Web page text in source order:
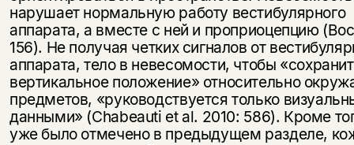
нарушает нормальную работу вестибулярного
аппарата, а вместе с ней и проприоцепцию
156). Не получая четких сигналов от
аппарата, тело в невесомости, чтобы
вертикальное положение» относительно
предметов, «руководствуется только
данными» (Chabeauti et al. 2010: 586). Кроме
уже было отмечено в предыдущем разделе,
Я соглашаюсь сПолитикой конфиденциальности
подписаться
Я соглашаюсь сПолитикой конфиденциальности
подписаться
несовершеннолетних
Скажите, пожалуйста,
вам уже исполнилось 18 лет?
да